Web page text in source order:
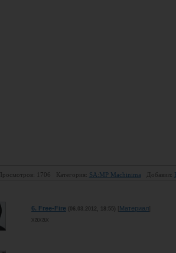
Просмотров: 1706 Категория: SA:MP Machinima Добавил:
6. Free-Fire (06.03.2012, 18:55) Материал
хахах